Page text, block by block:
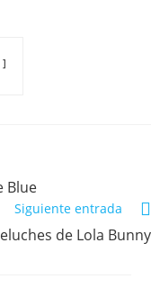
Blue
Siguiente entrada
de Lola Bunny